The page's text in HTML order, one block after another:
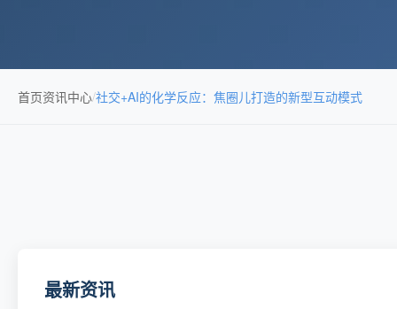
首页资讯中心/社交+AI的化学反应：焦圈儿打造的新型互动模式
最新资讯